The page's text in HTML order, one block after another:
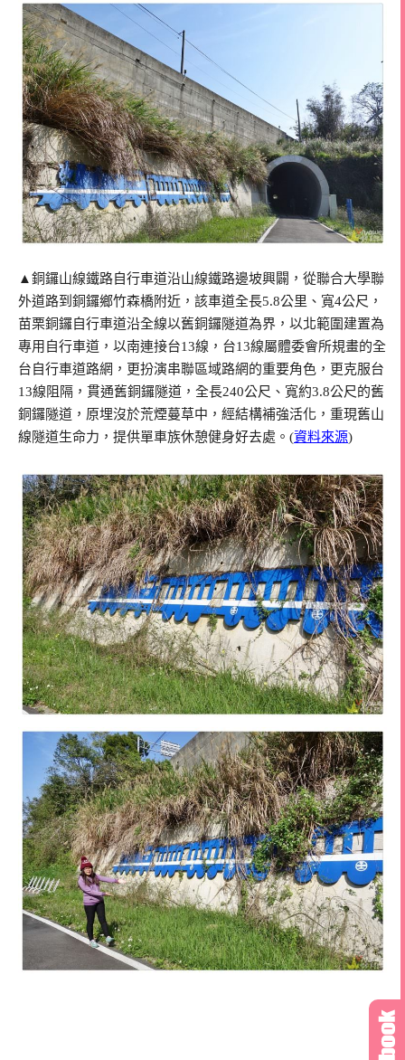
▲銅鑼山線鐵路自行車道沿山線鐵路邊坡興闢，從聯合大學聯
外道路到銅鑼鄉竹森橋附近，該車道全長5.8公里、寬4公尺，
苗栗銅鑼自行車道沿全線以舊銅鑼隧道為界，以北範圍建置為
專用自行車道，以南連接台13線，台13線屬體委會所規畫的全
台自行車道路網，更扮演串聯區域路網的重要角色，更克服台
13線阻隔，貫通舊銅鑼隧道，全長240公尺、寬約3.8公尺的舊
銅鑼隧道，原埋沒於荒煙蔓草中，經結構補強活化，重現舊山
線隧道生命力，提供單車族休憩健身好去處。(資料來源)